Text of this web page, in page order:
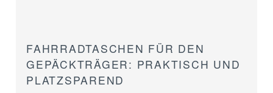
FAHRRADTASCHEN FÜR DEN
GEPÄCKTRÄGER: PRAKTISCH UND
PLATZSPAREND